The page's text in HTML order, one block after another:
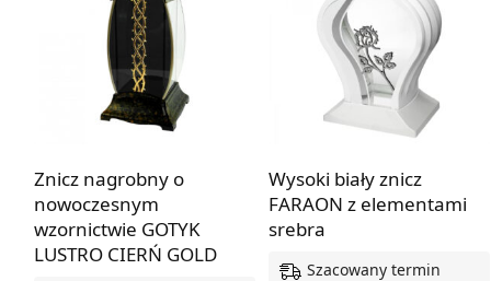
Znicz nagrobny o
nowoczesnym
wzornictwie GOTYK
LUSTRO CIERŃ GOLD
Wysoki biały znicz
FARAON z elementami
srebra
Szacowany termin